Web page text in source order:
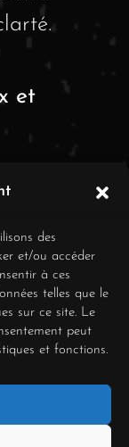
des
et/ou accéder
à ces
telles que le
sur ce site. Le
peut
et fonctions.
et
FAQ
de
vente
de